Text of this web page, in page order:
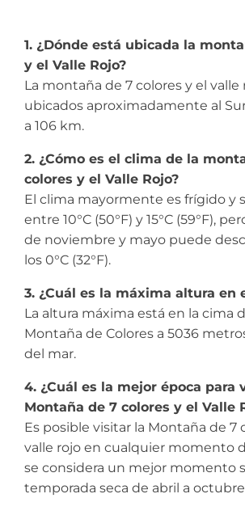
1. ¿Dónde está ubicada la
y el Valle Rojo?
La montaña de 7 colores y el valle
ubicados aproximadamente al
a 106 km.
2. ¿Cómo es el clima de la
colores y el Valle Rojo?
El clima mayormente es frígido y
entre 10°C (50°F) y 15°C (59°F),
de noviembre y mayo puede
los 0°C (32°F).
3. ¿Cuál es la máxima altura en
La altura máxima está en la cima
Montaña de Colores a 5036
del mar.
4. ¿Cuál es la mejor época para
Montaña de 7 colores y el Valle
Es posible visitar la Montaña de 7
valle rojo en cualquier momento
se considera un mejor momento
temporada seca de abril a